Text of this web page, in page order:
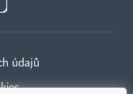
údajů